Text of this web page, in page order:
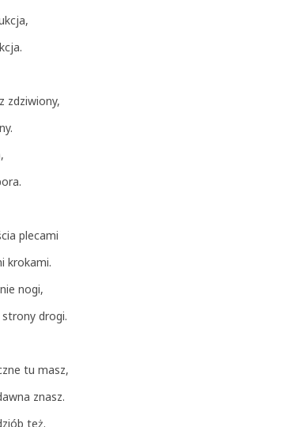
zdziwiony,
plecami
krokami.
nogi,
drogi.
tu masz,
znasz.
też.